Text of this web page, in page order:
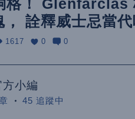
格！ Glenfarclas
詮釋威士忌當
1617 0 0
小編
45 追蹤中